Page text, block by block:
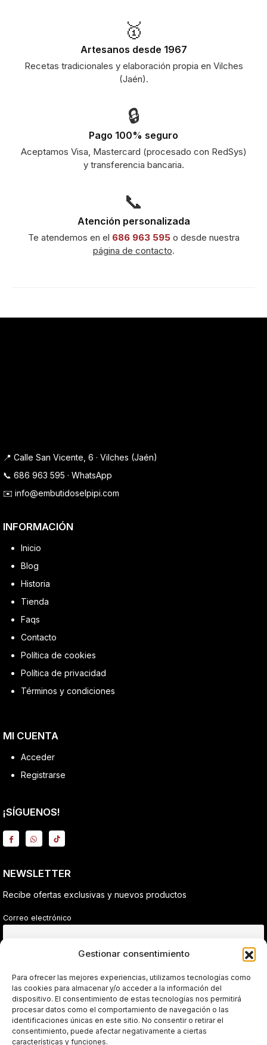
Gestionar consentimiento
Para ofrecer las mejores experiencias, utilizamos tecnologías como
las cookies para almacenar y/o acceder a la información del
dispositivo. El consentimiento de estas tecnologías nos permitirá
procesar datos como el comportamiento de navegación o las
identificaciones únicas en este sitio. No consentir o retirar el
consentimiento, puede afectar negativamente a ciertas
características y funciones.
🥇
Artesanos desde 1967
Recetas tradicionales y elaboración propia en Vilches
(Jaén).
🔒
Pago 100% seguro
Aceptamos Visa, Mastercard (procesado con RedSys)
y transferencia bancaria.
📞
Atención personalizada
Te atendemos en el 686 963 595 o desde nuestra
página de contacto.
📍 Calle San Vicente, 6 · Vilches (Jaén)
📞 686 963 595 · WhatsApp
✉️ info@embutidoselpipi.com
INFORMACIÓN
Inicio
Blog
Historia
Tienda
Faqs
Contacto
Política de cookies
Política de privacidad
Términos y condiciones
MI CUENTA
Acceder
Registrarse
¡SÍGUENOS!
NEWSLETTER
Recibe ofertas exclusivas y nuevos productos
Correo electrónico
He leído y acepto la política de privacidad.
Sin spam. Solo ofertas reales.